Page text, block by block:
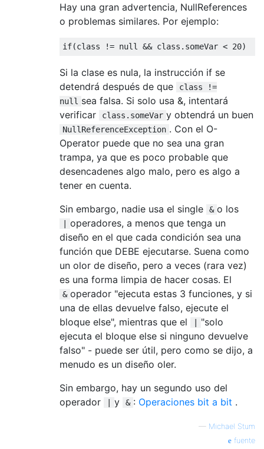
Hay una gran advertencia, NullReferences
o problemas similares. Por ejemplo:
if(class != null && class . someVar < 20)
Si la clase es nula, la instrucción if se
detendrá después de que
class !=
null sea ​​falsa. Si solo usa &, intentará
verificar
class.someVar y obtendrá un buen
NullReferenceException . Con el O-
Operator puede que no sea una gran
trampa, ya que es poco probable que
desencadenes algo malo, pero es algo a
tener en cuenta.
Sin embargo, nadie usa el single
& o los
| operadores, a menos que tenga un
diseño en el que cada condición sea una
función que DEBE ejecutarse. Suena como
un olor de diseño, pero a veces (rara vez)
es una forma limpia de hacer cosas. El
& operador "ejecuta estas 3 funciones, y si
una de ellas devuelve falso, ejecute el
bloque else", mientras que el
| "solo
ejecuta el bloque else si ninguno devuelve
falso" - puede ser útil, pero como se dijo, a
menudo es un diseño oler.
Sin embargo, hay un segundo uso del
operador
| y & : Operaciones bit a bit .
— Michael Stum
fuente